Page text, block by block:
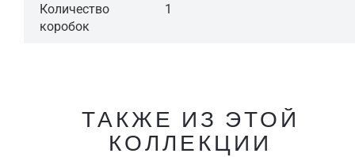
Количество
коробок
1
ТАКЖЕ ИЗ ЭТОЙ
КОЛЛЕКЦИИ